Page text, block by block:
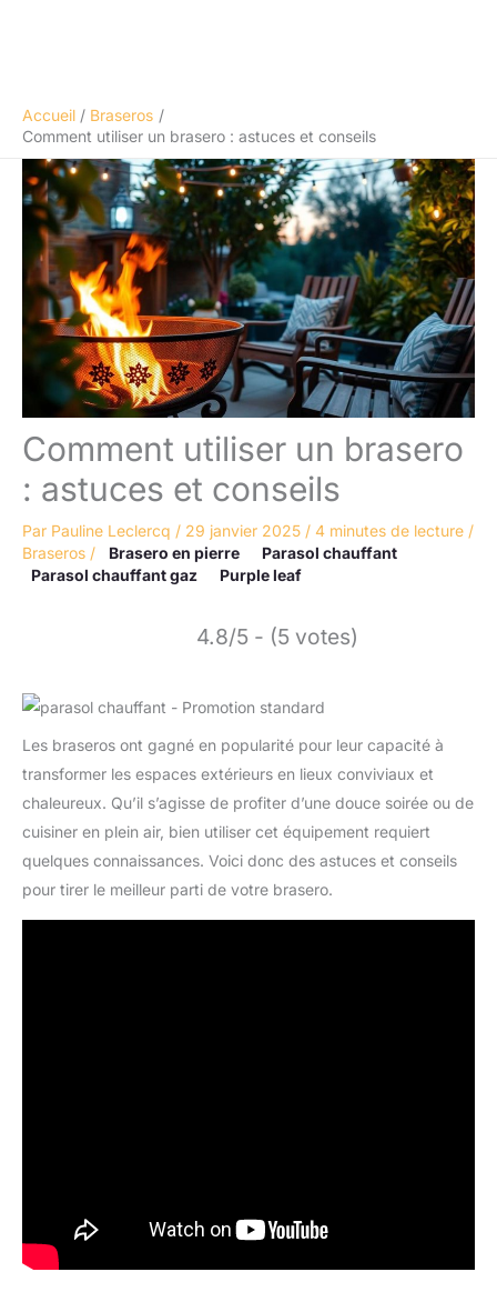
Accueil
Braseros
Comment utiliser un brasero : astuces et conseils
Comment utiliser un brasero
: astuces et conseils
Par Pauline Leclercq / 29 janvier 2025 / 4 minutes de lecture /
Braseros / Brasero en pierre
Parasol chauffant
Parasol chauffant gaz
Purple leaf
4.8/5 - (5 votes)
Les braseros ont gagné en popularité pour leur capacité à
transformer les espaces extérieurs en lieux conviviaux et
chaleureux. Qu’il s’agisse de profiter d’une douce soirée ou de
cuisiner en plein air, bien utiliser cet équipement requiert
quelques connaissances. Voici donc des astuces et conseils
pour tirer le meilleur parti de votre brasero.